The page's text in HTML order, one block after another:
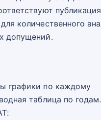
количественного
допущений.
графики по каждому
таблица по годам.